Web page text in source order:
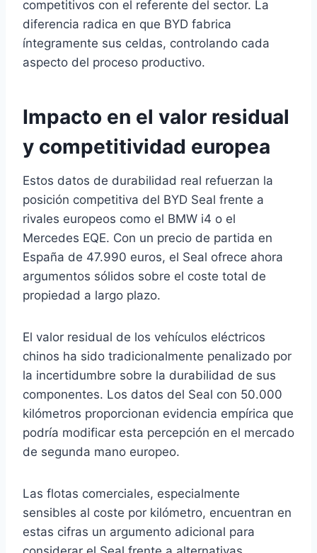
competitivos con el referente del sector. La
diferencia radica en que BYD fabrica
íntegramente sus celdas, controlando cada
aspecto del proceso productivo.
Impacto en el valor residual
y competitividad europea
Estos datos de durabilidad real refuerzan la
posición competitiva del BYD Seal frente a
rivales europeos como el BMW i4 o el
Mercedes EQE. Con un precio de partida en
España de 47.990 euros, el Seal ofrece ahora
argumentos sólidos sobre el coste total de
propiedad a largo plazo.
El valor residual de los vehículos eléctricos
chinos ha sido tradicionalmente penalizado por
la incertidumbre sobre la durabilidad de sus
componentes. Los datos del Seal con 50.000
kilómetros proporcionan evidencia empírica que
podría modificar esta percepción en el mercado
de segunda mano europeo.
Las flotas comerciales, especialmente
sensibles al coste por kilómetro, encuentran en
estas cifras un argumento adicional para